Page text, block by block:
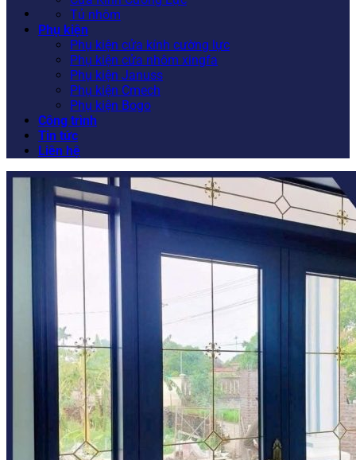
Tủ nhôm
Phụ kiện
Phụ kiện cửa kính cường lực
Phụ kiện cửa nhôm xingfa
Phụ kiện Januss
Phụ kiện Cmech
Phụ kiện Bogo
Công trình
Tin tức
Liên hệ